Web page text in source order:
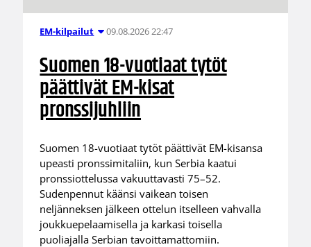
EM-kilpailut 09.08.2026 22:47
Suomen 18-vuotiaat tytöt
päättivät EM-kisat
pronssijuhliin
Suomen 18-vuotiaat tytöt päättivät EM-kisansa
upeasti pronssimitaliin, kun Serbia kaatui
pronssiottelussa vakuuttavasti 75–52.
Sudenpennut käänsi vaikean toisen
neljänneksen jälkeen ottelun itselleen vahvalla
joukkuepelaamisella ja karkasi toisella
puoliajalla Serbian tavoittamattomiin.